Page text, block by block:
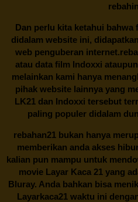
Dan perlu kita ketahui bahwa
didalam website ini,
web penguberan internet.
atau data film Indoxxi
melainkan kami hanya
pihak website lainnya yang
LK21 dan Indoxxi tersebut
paling populer didalam
rebahan21bukan hanya
memberikan anda akses
kalian pun mampu untuk
movie Layar Kaca 21 yang
Bluray. Anda bahkan bisa
Layarkaca21 waktu ini